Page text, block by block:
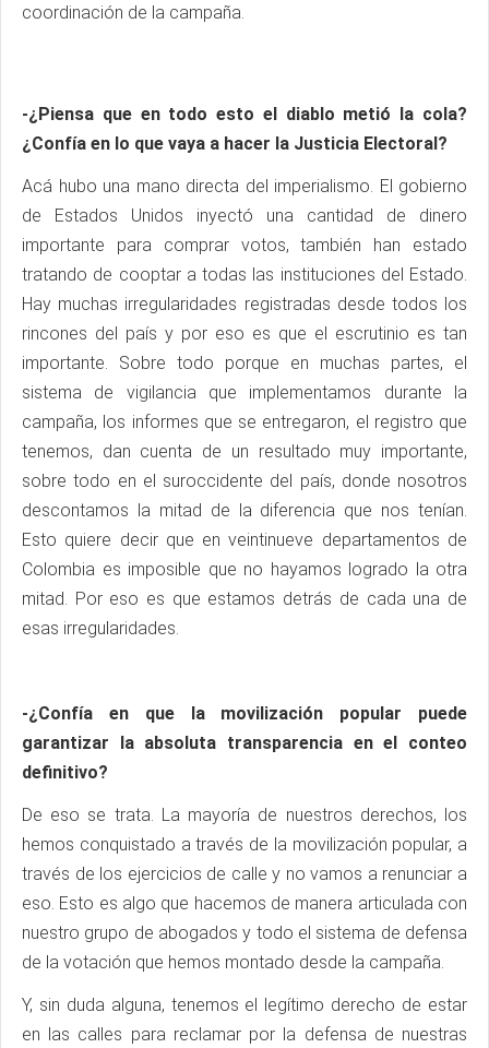
coordinación de la campaña.
-¿Piensa que en todo esto el diablo metió la cola?
¿Confía en lo que vaya a hacer la Justicia Electoral?
Acá hubo una mano directa del imperialismo. El gobierno
de Estados Unidos inyectó una cantidad de dinero
importante para comprar votos, también han estado
tratando de cooptar a todas las instituciones del Estado.
Hay muchas irregularidades registradas desde todos los
rincones del país y por eso es que el escrutinio es tan
importante. Sobre todo porque en muchas partes, el
sistema de vigilancia que implementamos durante la
campaña, los informes que se entregaron, el registro que
tenemos, dan cuenta de un resultado muy importante,
sobre todo en el suroccidente del país, donde nosotros
descontamos la mitad de la diferencia que nos tenían.
Esto quiere decir que en veintinueve departamentos de
Colombia es imposible que no hayamos logrado la otra
mitad. Por eso es que estamos detrás de cada una de
esas irregularidades.
-¿Confía en que la movilización popular puede
garantizar la absoluta transparencia en el conteo
definitivo?
De eso se trata. La mayoría de nuestros derechos, los
hemos conquistado a través de la movilización popular, a
través de los ejercicios de calle y no vamos a renunciar a
eso. Esto es algo que hacemos de manera articulada con
nuestro grupo de abogados y todo el sistema de defensa
de la votación que hemos montado desde la campaña.
Y, sin duda alguna, tenemos el legítimo derecho de estar
en las calles para reclamar por la defensa de nuestras